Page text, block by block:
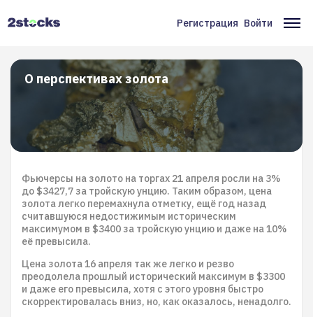
Меню
учётной
записи
пользователя
Регистрация Войти
О перспективах золота
Фьючерсы на золото на торгах 21 апреля росли на 3%
до $3427,7 за тройскую унцию. Таким образом, цена
золота легко перемахнула отметку, ещё год назад
считавшуюся недостижимым историческим
максимумом в $3400 за тройскую унцию и даже на 10%
её превысила.
Цена золота 16 апреля так же легко и резво
преодолела прошлый исторический максимум в $3300
и даже его превысила, хотя с этого уровня быстро
скорректировалась вниз, но, как оказалось, ненадолго.